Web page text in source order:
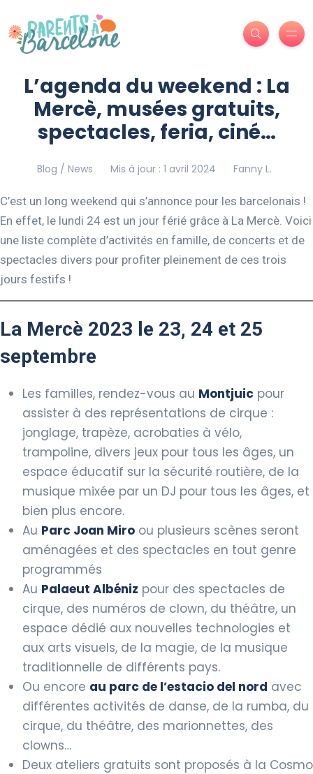
L’agenda du weekend : La
Mercè, musées gratuits,
spectacles, feria, ciné…
Blog / News Mis à jour : 1 avril 2024 Fanny L.
C’est un long weekend qui s’annonce pour les barcelonais !
En effet, le lundi 24 est un jour férié grâce à La Mercè. Voici
une liste complète d’activités en famille, de concerts et de
spectacles divers pour profiter pleinement de ces trois
jours festifs !
La Mercè 2023 le 23, 24 et 25
septembre
Les familles, rendez-vous au Montjuic pour
assister à des représentations de cirque :
jonglage, trapèze, acrobaties à vélo,
trampoline, divers jeux pour tous les âges, un
espace éducatif sur la sécurité routière, de la
musique mixée par un DJ pour tous les âges, et
bien plus encore.
Au Parc Joan Miro ou plusieurs scènes seront
aménagées et des spectacles en tout genre
programmés
Au Palaeut Albéniz pour des spectacles de
cirque, des numéros de clown, du théâtre, un
espace dédié aux nouvelles technologies et
aux arts visuels, de la magie, de la musique
traditionnelle de différents pays.
Ou encore au parc de l’estacio del nord avec
différentes activités de danse, de la rumba, du
cirque, du théâtre, des marionnettes, des
clowns…
Deux ateliers gratuits sont proposés à la Cosmo